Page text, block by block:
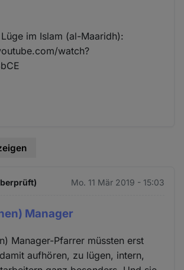
im Islam (al-Maaridh):
watch?
Mo. 11 Mär 2019 - 15:03
Manager
Manager-Pfarrer müssten erst
aufhören, zu lügen, intern,